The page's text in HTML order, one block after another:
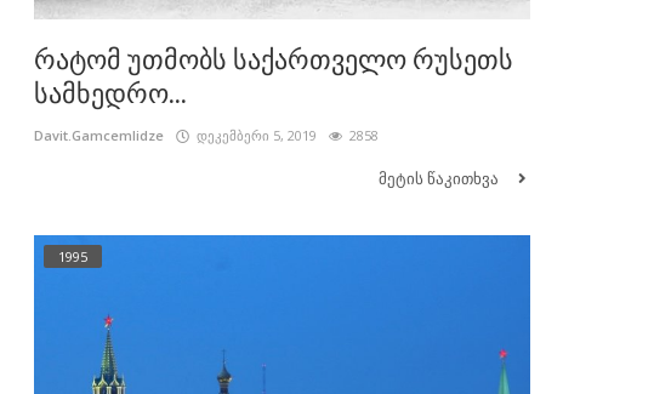
რატომ უთმობს საქართველო რუსეთს
სამხედრო...
Davit.Gamcemlidze დეკემბერი 5, 2019 2858
მეტის წაკითხვა
1995